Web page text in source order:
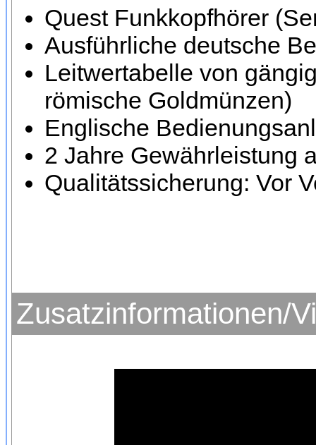
Quest Funkkopfhörer
Ausführliche deutsche
Leitwertabelle von
römische Goldmünzen)
Englische
2 Jahre Gewährleistung
Qualitätssicherung: Vor
Zusatzinformationen/